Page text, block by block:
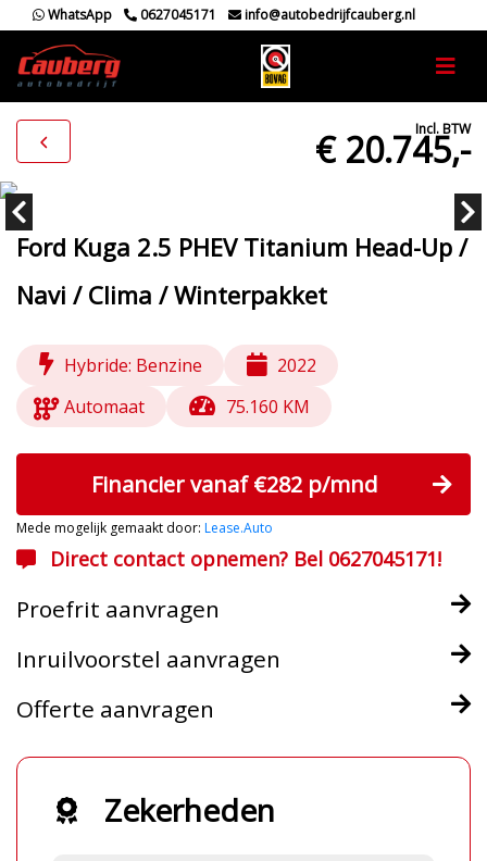
WhatsApp 0627045171 info@autobedrijfcauberg.nl
Incl. BTW
€ 20.745,-
Ford Kuga 2.5 PHEV Titanium Head-Up /
Navi / Clima / Winterpakket
Hybride: Benzine
2022
Automaat
75.160 KM
Financier vanaf €282 p/mnd
Mede mogelijk gemaakt door: Lease.Auto
Direct contact opnemen? Bel 0627045171!
Proefrit aanvragen
Inruilvoorstel aanvragen
Offerte aanvragen
Zekerheden